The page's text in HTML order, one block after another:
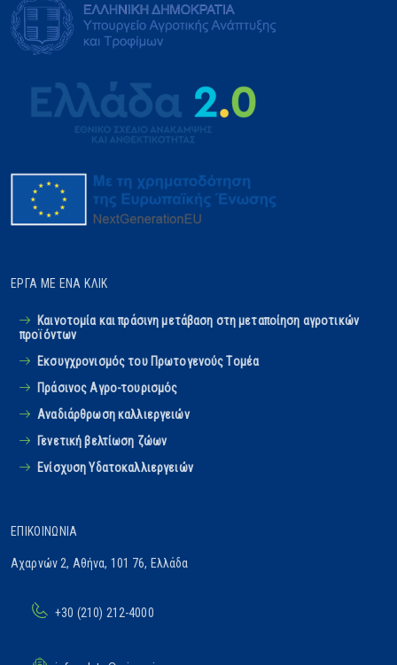
ΈΡΓΑ ΜΕ ΈΝΑ ΚΛΙΚ
Καινοτομία και πράσινη μετάβαση στη μεταποίηση αγροτικών
προϊόντων
Εκσυγχρονισμός του Πρωτογενούς Tομέα
Πράσινος Αγρο-τουρισμός
Αναδιάρθρωση καλλιεργειών
Γενετική βελτίωση ζώων
Ενίσχυση Υδατοκαλλιεργειών
ΕΠΙΚΟΙΝΩΝΊΑ
Αχαρνών 2, Αθήνα, 101 76, Ελλάδα
+30 (210) 212-4000